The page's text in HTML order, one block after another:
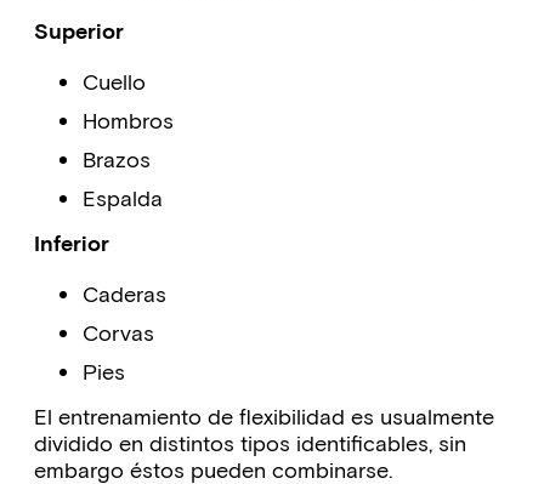
Superior
Cuello
Hombros
Brazos
Espalda
Inferior
Caderas
Corvas
Pies
El entrenamiento de flexibilidad es usualmente
dividido en distintos tipos identificables, sin
embargo éstos pueden combinarse.